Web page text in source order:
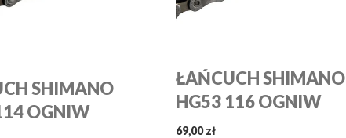
SHIMANO
OGNIW
ŁAŃCUCH SHIMANO
HG53 116 OGNIW
69,00 zł